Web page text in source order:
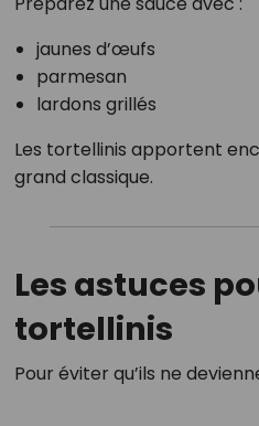
jaunes d’œufs
parmesan
lardons grillés
Les tortellinis apportent
grand classique.
Les astuces
tortellinis
Pour éviter qu’ils ne